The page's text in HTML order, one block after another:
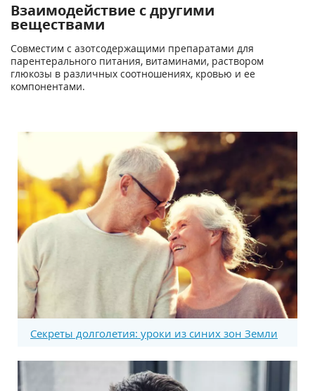
Взаимодействие с другими
веществами
Совместим с азотсодержащими препаратами для
парентерального питания, витаминами, раствором
глюкозы в различных соотношениях, кровью и ее
компонентами.
Секреты долголетия: уроки из синих зон Земли